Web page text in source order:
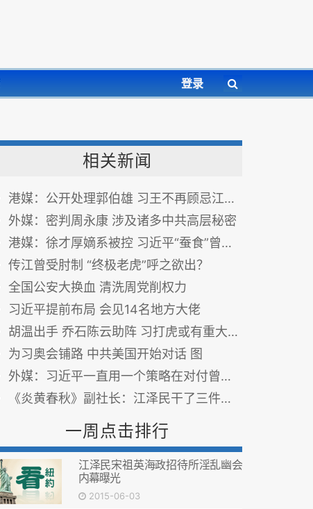
登录
相关新闻
港媒：公开处理郭伯雄 习王不再顾忌江泽民面子（图）
外媒：密判周永康 涉及诸多中共高层秘密
港媒：徐才厚嫡系被控 习近平“蚕食”曾庆红
传江曾受肘制 “终极老虎”呼之欲出？
全国公安大换血 清洗周党削权力
习近平提前布局 会见14名地方大佬
胡温出手 乔石陈云助阵 习打虎或有重大突破
为习奥会铺路 中共美国开始对话 图
外媒：习近平一直用一个策略在对付曾庆红
《炎黄春秋》副社长：江泽民干了三件蠢事 图
一周点击排行
江泽民宋祖英海政招待所淫乱幽会
内幕曝光
2015-06-03